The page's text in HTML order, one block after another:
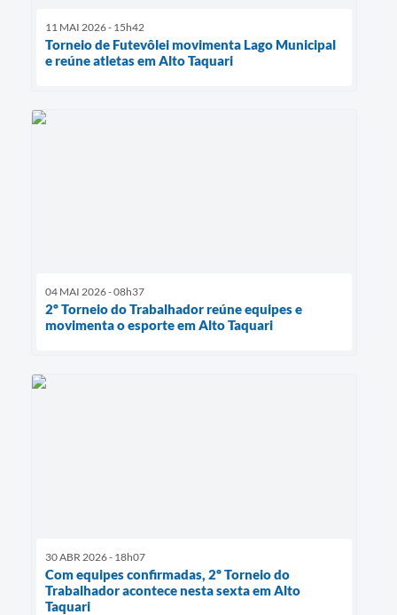
11 MAI 2026 - 15h42
Torneio de Futevôlei movimenta Lago Municipal
e reúne atletas em Alto Taquari
04 MAI 2026 - 08h37
2º Torneio do Trabalhador reúne equipes e
movimenta o esporte em Alto Taquari
30 ABR 2026 - 18h07
Com equipes confirmadas, 2º Torneio do
Trabalhador acontece nesta sexta em Alto
Taquari